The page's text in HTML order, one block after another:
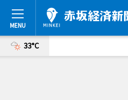
33°C